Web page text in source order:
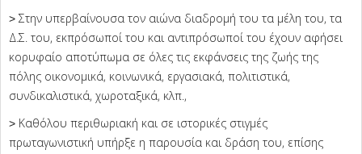
˃ Στην υπερβαίνουσα τον αιώνα διαδρομή του τα μέλη του, τα
Δ.Σ. του, εκπρόσωποί του και αντιπρόσωποί του έχουν αφήσει
κορυφαίο αποτύπωμα σε όλες τις εκφάνσεις της ζωής της
πόλης οικονομικά, κοινωνικά, εργασιακά, πολιτιστικά,
συνδικαλιστικά, χωροταξικά, κλπ.,
˃ Καθόλου περιθωριακή και σε ιστορικές στιγμές
πρωταγωνιστική υπήρξε η παρουσία και δράση του, επίσης